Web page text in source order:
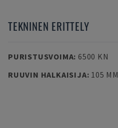
TEKNINEN ERITTELY
PURISTUSVOIMA: 6500 KN
RUUVIN HALKAISIJA: 105 MM